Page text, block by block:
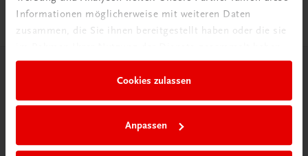
Informationen möglicherweise mit weiteren Daten
zusammen, die Sie ihnen bereitgestellt haben oder die sie
Cookies zulassen
Anpassen
Herzlich willkommen bei TRAUNER!